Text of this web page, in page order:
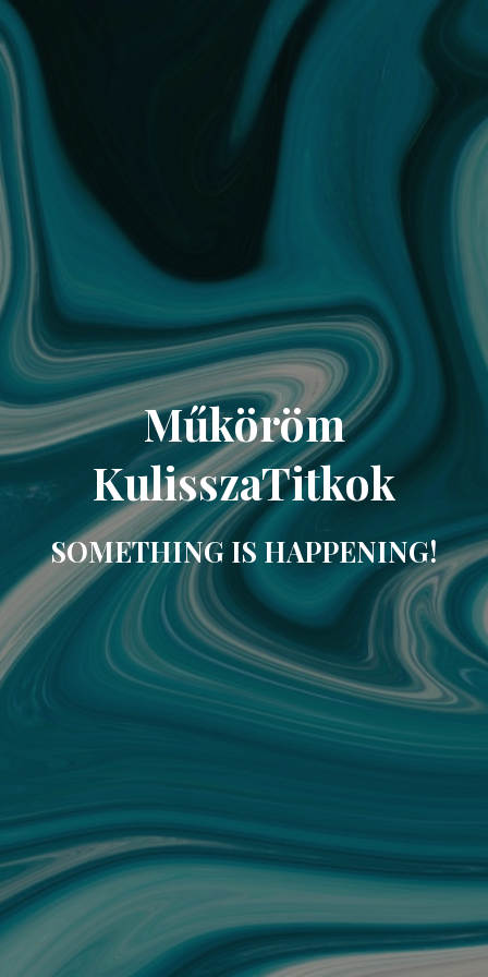
Műköröm
KulisszaTitkok
SOMETHING IS HAPPENING!